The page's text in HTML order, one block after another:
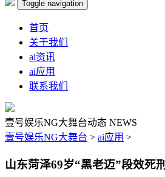
Toggle navigation
首页
关于我们
ai资讯
ai应用
联系我们
壹号娱乐NG大舞台动态 NEWS
壹号娱乐NG大舞台 > ai应用 >
山东菏泽69岁“黑老迈”段效死刑